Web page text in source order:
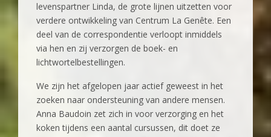
levenspartner Linda, de grote lijnen uitzetten voor
verdere ontwikkeling van Centrum La Genête. Een
deel van de correspondentie verloopt inmiddels
via hen en zij verzorgen de boek- en
lichtwortelbestellingen.
We zijn het afgelopen jaar actief geweest in het
zoeken naar ondersteuning van andere mensen.
Anna Baudoin zet zich in voor verzorging en het
koken tijdens een aantal cursussen, dit doet ze